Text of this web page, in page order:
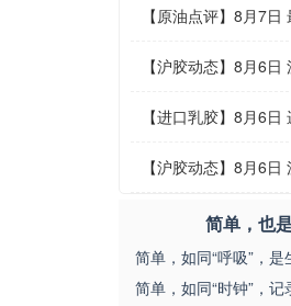
【原油点评】 8月7日
【沪胶动态】 8月6日
【进口乳胶】 8月6日
【沪胶动态】 8月6日
简单，也
简单，如同“呼吸”，是
简单，如同“时钟”，记